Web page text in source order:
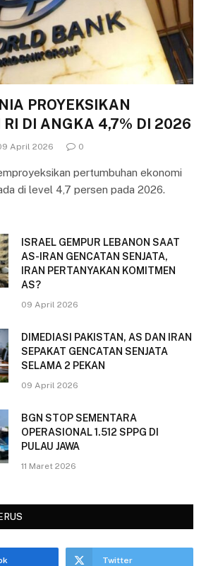
PROYEKSIKAN
RI DI ANGKA 4,7% DI 2026
April 2026 0
pertumbuhan ekonomi
di level 4,7 persen pada 2026.
ISRAEL GEMPUR LEBANON SAAT
AS-IRAN GENCATAN SENJATA,
IRAN PERTANYAKAN KOMITMEN
AS?
09 April 2026
DIMEDIASI PAKISTAN, AS DAN IRAN
SEPAKAT GENCATAN SENJATA
SELAMA 2 PEKAN
09 April 2026
BGN STOP SEMENTARA
OPERASIONAL 1.512 SPPG DI
PULAU JAWA
11 Maret 2026
Twitter